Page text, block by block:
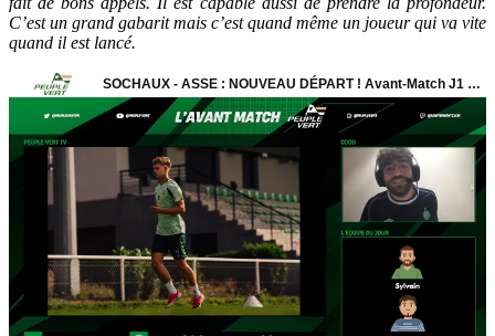
C’est un grand gabarit mais c’est quand même un joueur qui va vite
quand il est lancé.